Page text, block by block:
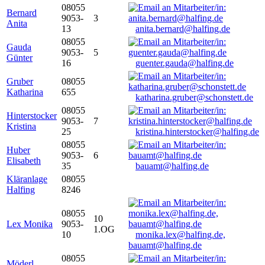
Bernard
Anita
08055
9053-
13
3
anita.bernard@halfing.de
Gauda
Günter
08055
9053-
16
5
guenter.gauda@halfing.de
Gruber
Katharina
08055
655
katharina.gruber@schonstett.de
Hinterstocker
Kristina
08055
9053-
25
7
kristina.hinterstocker@halfing.de
Huber
Elisabeth
08055
9053-
35
6
bauamt@halfing.de
Kläranlage
Halfing
08055
8246
Lex Monika
08055
9053-
10
10
1.OG
monika.lex@halfing.de,
bauamt@halfing.de
08055